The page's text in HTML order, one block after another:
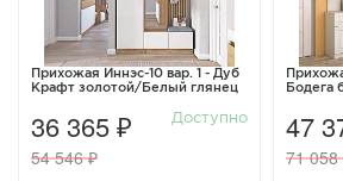
Прихожая Иннэс-10 вар. 1 - Дуб
Крафт золотой/Белый глянец
36 365 ₽
54 546 ₽
Доступно
Бодега
47
71 058